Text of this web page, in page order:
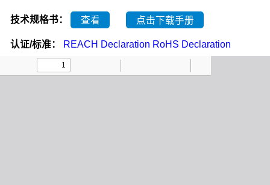
技术规格书： 查看 点击下载手册
认证/标准： REACH Declaration RoHS Declaration